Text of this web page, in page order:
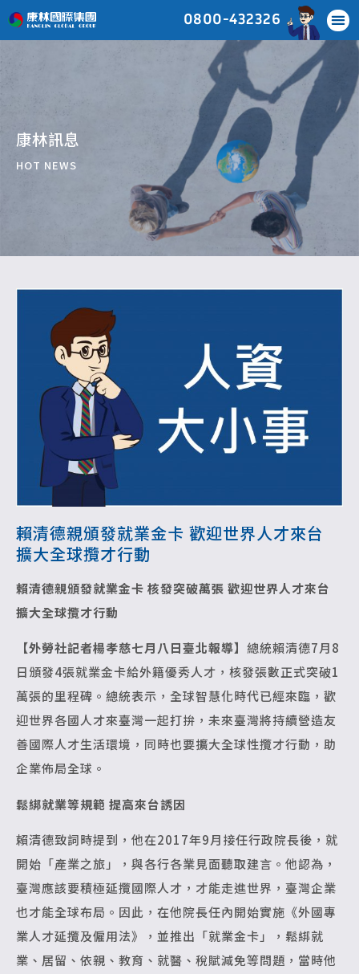
0800-432326
康林訊息
HOT NEWS
賴清德親頒發就業金卡 歡迎世界人才來台
擴大全球攬才行動
賴清德親頒發就業金卡 核發突破萬張 歡迎世界人才來台
擴大全球攬才行動
【外勞社記者楊孝慈七月八日臺北報導】 總統賴清德7月8
日頒發4張就業金卡給外籍優秀人才，核發張數正式突破1
萬張的里程碑。總統表示，全球智慧化時代已經來臨，歡
迎世界各國人才來臺灣一起打拚，未來臺灣將持續營造友
善國際人才生活環境，同時也要擴大全球性攬才行動，助
企業佈局全球。
鬆綁就業等規範 提高來台誘因
賴清德致詞時提到，他在2017年9月接任行政院長後，就
開始「產業之旅」，與各行各業見面聽取建言。他認為，
臺灣應該要積極延攬國際人才，才能走進世界，臺灣企業
也才能全球布局。因此，在他院長任內開始實施《外國專
業人才延攬及僱用法》，並推出「就業金卡」，鬆綁就
業、居留、依親、教育、就醫、稅賦減免等問題，當時他